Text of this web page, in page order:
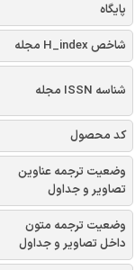
پایگاه
شاخص H_index مجله
شناسه ISSN مجله
کد محصول
وضعیت ترجمه عناوین
تصاویر و جداول
وضعیت ترجمه متون
داخل تصاویر و جداول